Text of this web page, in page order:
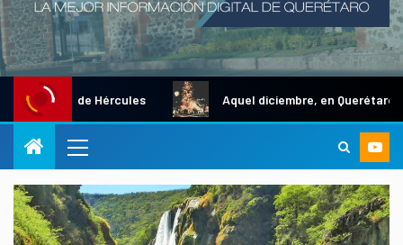
Gallo de Hércules Aquel diciembre, en Querétaro